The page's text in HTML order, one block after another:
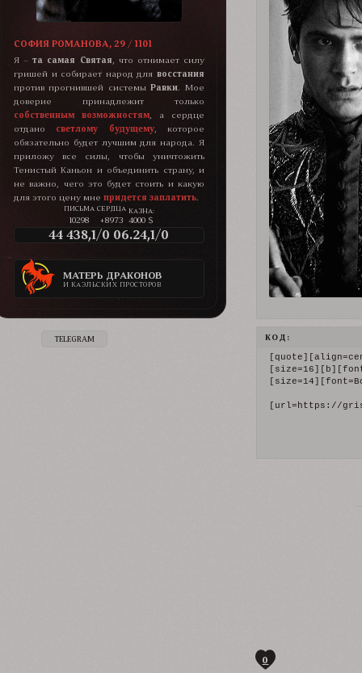
СОФИЯ РОМАНОВА, 29 / 1101
Я –та самая Святая , что отнимает силу
гришей и собирает народ для восстания
против прогнившей системыРавки . Мое
доверие принадлежит только
собственным возможностям , а сердце
отдано светлому будущему, которое
обязательно будет лучшим для народа. Я
приложу все силы, чтобы уничтожить
Тенистый Каньон и объединить страну, и
не важно, чего это будет стоить и какую
для этого цену мне придется заплатить
10298 +8973
КАЗНА:
4000 $
44 438,1/0 06.24,1/0
МАТЕРЬ ДРАКОНОВ
И КАЭЛЬСКИХ ПРОСТОРОВ
TELEGRAM КОД:
[url=https://
0